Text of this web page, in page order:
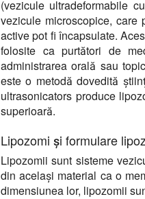
(vezicule ultradeformabile
vezicule microscopice,
active pot fi încapsulate.
folosite ca purtători de
administrarea orală sau
este o metodă dovedită
ultrasonicators produce
superioară.
Lipozomi și formulare
Lipozomii sunt sisteme
din același material ca o
dimensiunea lor, lipozomii